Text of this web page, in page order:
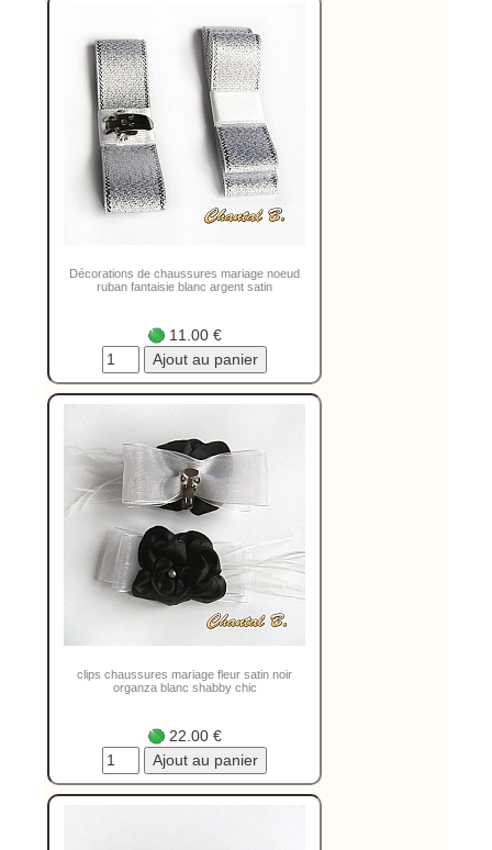
Décorations de chaussures mariage noeud
ruban fantaisie blanc argent satin
11.00 €
clips chaussures mariage fleur satin noir
organza blanc shabby chic
22.00 €